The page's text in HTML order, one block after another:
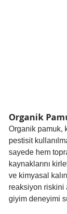
Organik
Organik pamuk,
pestisit
sayede hem
kaynaklarını
ve kimyasal
reaksiyon riskini
giyim deneyimi